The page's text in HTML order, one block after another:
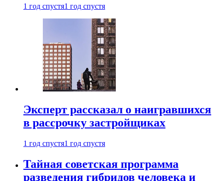
1 год спустя1 год спустя
Эксперт рассказал о наигравшихся
в рассрочку застройщиках
1 год спустя1 год спустя
Тайная советская программа
разведения гибридов человека и